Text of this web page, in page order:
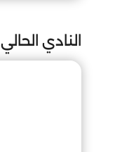
النادي الحالي